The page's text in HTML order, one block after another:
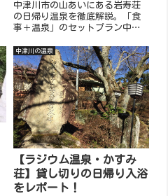
中津川市の山あいにある岩寿荘
の日帰り温泉を徹底解説。「食
事＋温泉」のセットプラン中
席料理・料金目安・利用時間・
予約方法まで。静かな環境で半
日ゆっくり過ごしたい人におす
すめです。
中津川の温泉
【ラジウム温泉・かすみ
荘】貸し切りの日帰り入浴
をレポート！